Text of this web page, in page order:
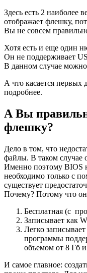
Здесь есть 2
отображает флешку,
Вы не совсем
Хотя есть и еще один
Он не поддерживает
В данном случае
А что касается
подробнее.
А Вы
флешку?
Дело в том, что
файлы. В таком случае
Именно поэтому BIOS
необходимо только с
существует
Почему? Потому что
Бесплатная (с
Записывает как
Легко
программы
объемом от 8 Гб
И самое главное: